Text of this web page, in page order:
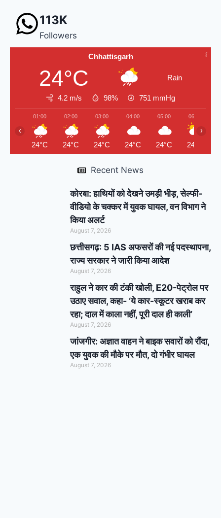
113K
Followers
Chhattisgarh
24°C Rain
4.2 m/s 98% 751 mmHg
01:00
24°C
02:00
24°C
03:00
24°C
04:00
24°C
05:00
24°C
06:00
24°C
‹ ›
Recent News
कोरबा: हाथियों को देखने उमड़ी भीड़, सेल्फी-
वीडियो के चक्कर में युवक घायल, वन विभाग ने
किया अलर्ट
August 7, 2026
छत्तीसगढ़: 5 IAS अफसरों की नई पदस्थापना,
राज्य सरकार ने जारी किया आदेश
August 7, 2026
राहुल ने कार की टंकी खोली, E20-पेट्रोल पर
उठाए सवाल, कहा- ‘ये कार-स्कूटर खराब कर
रहा; दाल में काला नहीं, पूरी दाल ही काली’
August 7, 2026
जांजगीर: अज्ञात वाहन ने बाइक सवारों को रौंदा,
एक युवक की मौके पर मौत, दो गंभीर घायल
August 7, 2026